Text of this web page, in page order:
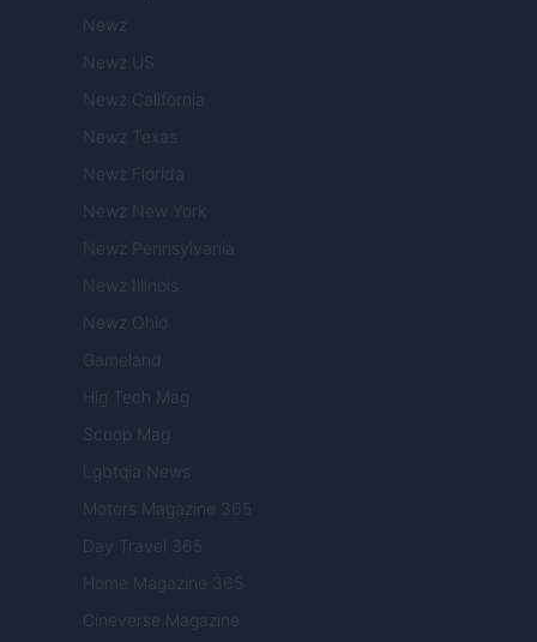
Newz
Newz US
Newz California
Newz Texas
Newz Florida
Newz New York
Newz Pennsylvania
Newz Illinois
Newz Ohio
Gameland
Hig Tech Mag
Scoop Mag
Lgbtqia News
Motors Magazine 365
Day Travel 365
Home Magazine 365
Cineverse Magazine